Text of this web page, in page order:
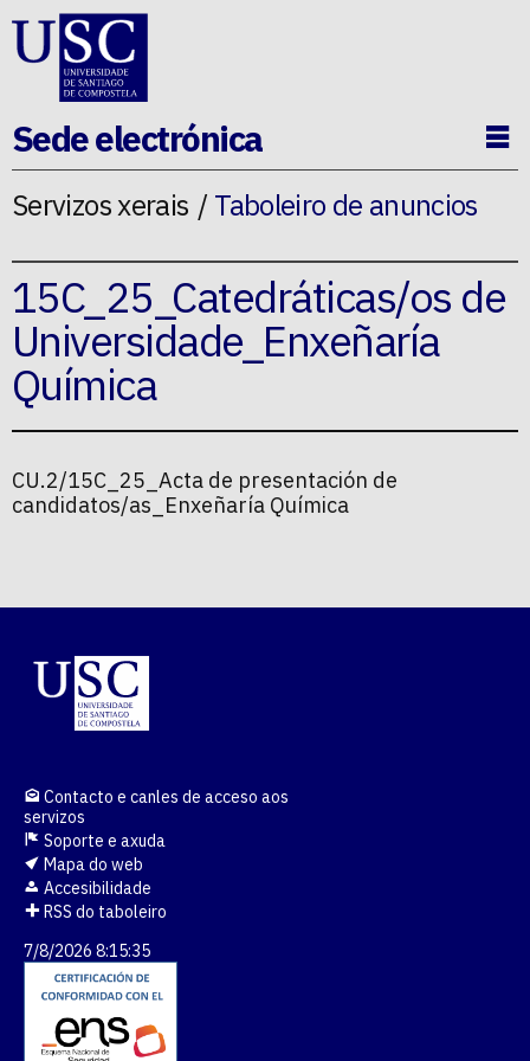
Ir ao contido da p�xina
Sede electrónica
Servizos xerais Taboleiro de anuncios
15C_25_Catedráticas/os de
Universidade_Enxeñaría
Química
CU.2/15C_25_Acta de presentación de
candidatos/as_Enxeñaría Química
Contacto e canles de acceso aos
servizos
Soporte e axuda
Mapa do web
Accesibilidade
RSS do taboleiro
7/8/2026 8:15:35